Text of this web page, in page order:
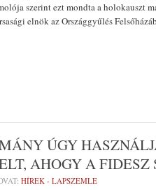
szerint ezt mondta a holokauszt
elnök az Országgyűlés
ÚGY
AHOGY A FIDESZ
HÍREK - LAPSZEMLE